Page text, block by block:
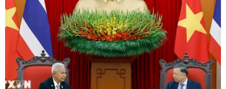
bổ sung lực lượng để xây dựng hàng rào biên giới với
Mexico và tăng cường giám sát.